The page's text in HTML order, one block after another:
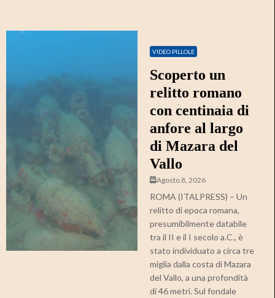
VIDEO PILLOLE
Scoperto un
relitto romano
con centinaia di
anfore al largo
di Mazara del
Vallo
Agosto 8, 2026
ROMA (ITALPRESS) – Un
relitto di epoca romana,
presumibilmente databile
tra il II e il I secolo a.C., è
stato individuato a circa tre
miglia dalla costa di Mazara
del Vallo, a una profondità
di 46 metri. Sul fondale